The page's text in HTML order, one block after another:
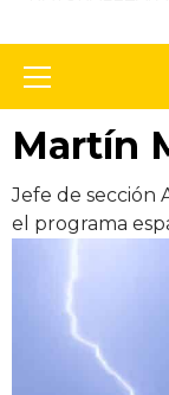
Primary
Martín
Jefe de sección
el programa